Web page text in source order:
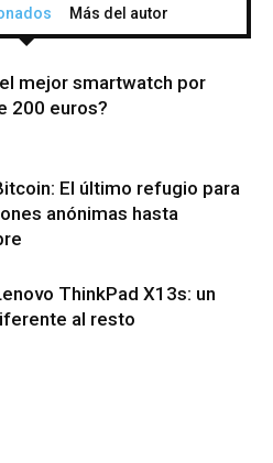
Más del autor
mejor smartwatch por
200 euros?
El último refugio para
anónimas hasta
ThinkPad X13s: un
al resto